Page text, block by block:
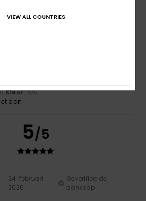
5/5
Kleur: 5/5
aan
5/5
24. februari
2026
Geverifieerde
aankoop
VIEW ALL COUNTRIES